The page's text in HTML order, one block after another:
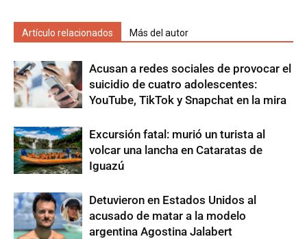
Artículo relacionados Más del autor
Acusan a redes sociales de provocar el
suicidio de cuatro adolescentes:
YouTube, TikTok y Snapchat en la mira
Excursión fatal: murió un turista al
volcar una lancha en Cataratas de
Iguazú
Detuvieron en Estados Unidos al
acusado de matar a la modelo
argentina Agostina Jalabert